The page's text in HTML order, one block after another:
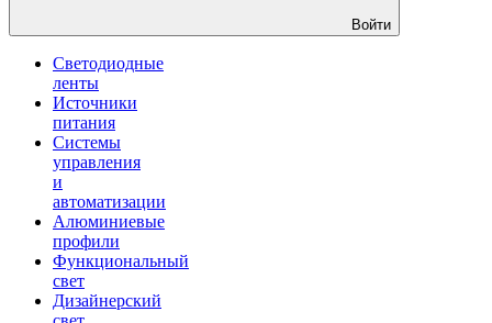
Войти
Светодиодные
ленты
Источники
питания
Системы
управления
и
автоматизации
Алюминиевые
профили
Функциональный
свет
Дизайнерский